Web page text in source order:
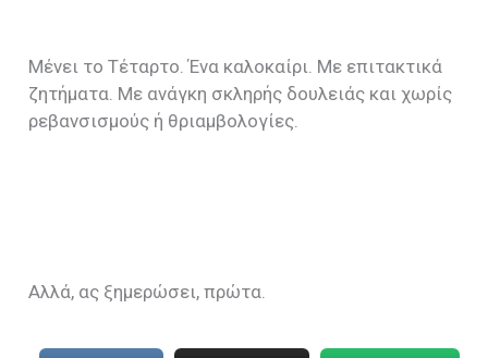
Μένει το Τέταρτο. Ένα καλοκαίρι. Με επιτακτικά
ζητήματα. Με ανάγκη σκληρής δουλειάς και χωρίς
ρεβανσισμούς ή θριαμβολογίες.
Αλλά, ας ξημερώσει, πρώτα.